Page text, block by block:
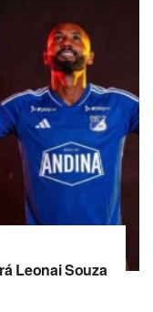
Leonai Souza